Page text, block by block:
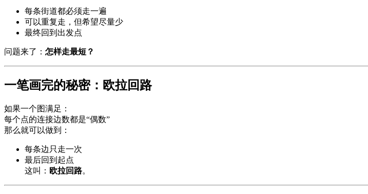
每条街道都必须走一遍
可以重复走，但希望尽量少
最终回到出发点
问题来了： 怎样走最短？
一笔画完的秘密：欧拉回路
如果一个图满足：
每个点的连接边数都是“偶数”
那么就可以做到：
每条边只走一次
最后回到起点
这叫： 欧拉回路。